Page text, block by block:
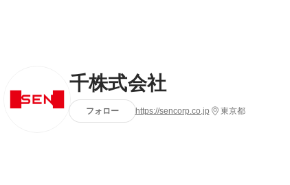
千株式会社
フォロー https://sencorp.co.jp 東京都